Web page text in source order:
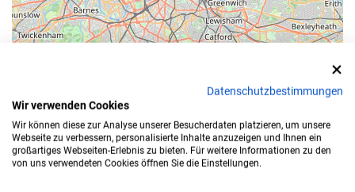
Bearbeitungszeit
Datenschutzbestimmungen
Wir verwenden Cookies
Wir können diese zur Analyse unserer Besucherdaten platzieren, um unsere
Webseite zu verbessern, personalisierte Inhalte anzuzeigen und Ihnen ein
großartiges Webseiten-Erlebnis zu bieten. Für weitere Informationen zu den
von uns verwendeten Cookies öffnen Sie die Einstellungen.